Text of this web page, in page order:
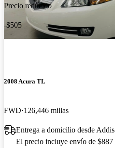
Precio reducido
-$505
2008 Acura TL
FWD 126,446 millas
Entrega a domicilio desde
El precio incluye envío de $887